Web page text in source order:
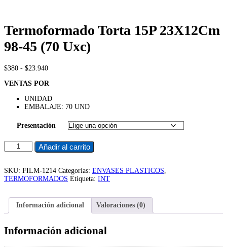
Termoformado Torta 15P 23X12Cm
98-45 (70 Uxc)
$380 - $23.940Rango
precios:
$380
hasta
VENTAS POR
UNIDAD
EMBALAJE: 70 UND
Presentación
Termoformado
Torta
23X12Cm
98-
Uxc)
cantidad
Añadir al carrito
SKU: FILM-1214 Categorías: ENVASES PLASTICOS
TERMOFORMADOS Etiqueta: INT
Información adicional Valoraciones (0)
Información adicional